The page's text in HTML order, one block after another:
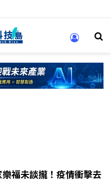
福未談攏！疫情衝擊去